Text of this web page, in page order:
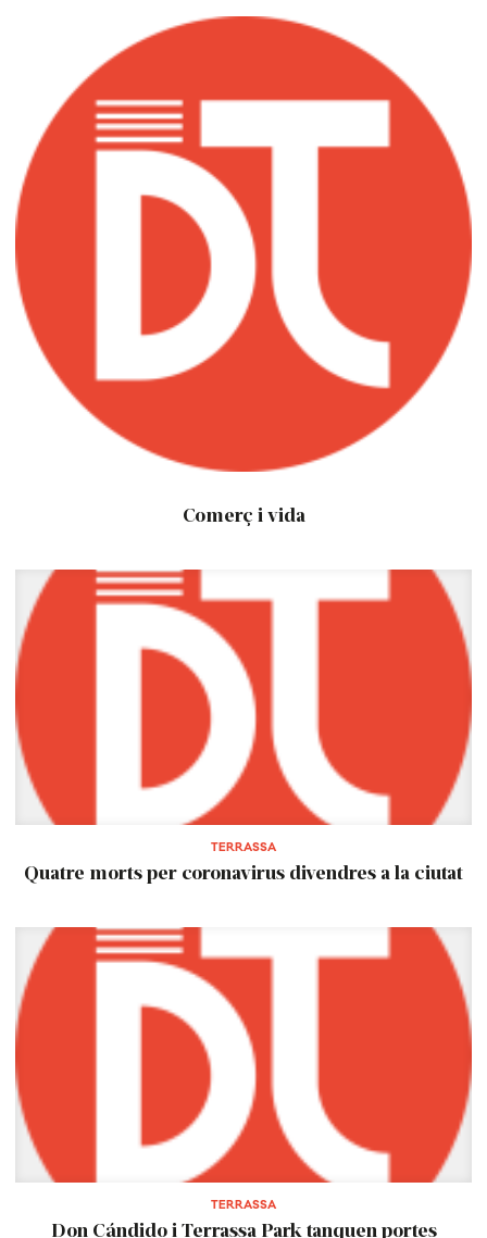
Comerç i vida
TERRASSA
Quatre morts per coronavirus divendres a la ciutat
TERRASSA
Don Cándido i Terrassa Park tanquen portes